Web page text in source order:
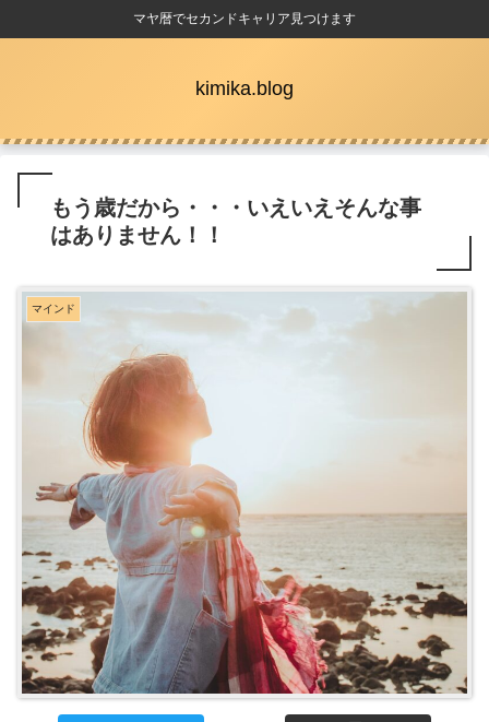
マヤ暦でセカンドキャリア見つけます
kimika.blog
もう歳だから・・・いえいえそんな事
はありません！！
マインド